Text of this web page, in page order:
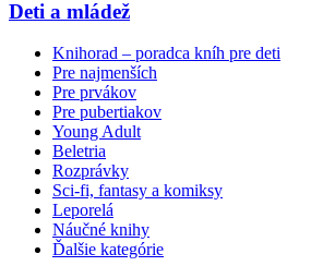
Deti a mládež
Knihorad – poradca kníh pre deti
Pre najmenších
Pre prvákov
Pre pubertiakov
Young Adult
Beletria
Rozprávky
Sci-fi, fantasy a komiksy
Leporelá
Náučné knihy
Ďalšie kategórie